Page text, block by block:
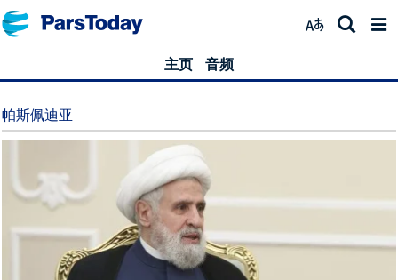
主页 音频
帕斯佩迪亚